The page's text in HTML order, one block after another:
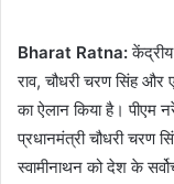
Bharat Ratna:केंद्रीय
राव, चौधरी चरण सिंह और
का ऐलान किया है। पीएम
प्रधानमंत्री चौधरी चरण
स्वामीनाथन को देश के